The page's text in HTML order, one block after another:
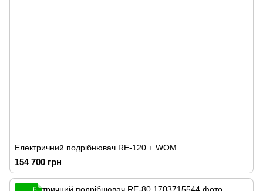
Електричний подрібнювач RE-120 + WOM
154 700 грн